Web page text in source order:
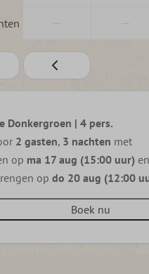
Donkergroen | 4 pers.
2 gasten, 3 nachten met
op ma 17 aug (15:00 uur) en
op do 20 aug (12:00
Boek nu